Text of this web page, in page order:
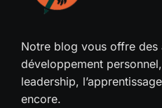
Notre blog vous offre des
développement
leadership,
encore.